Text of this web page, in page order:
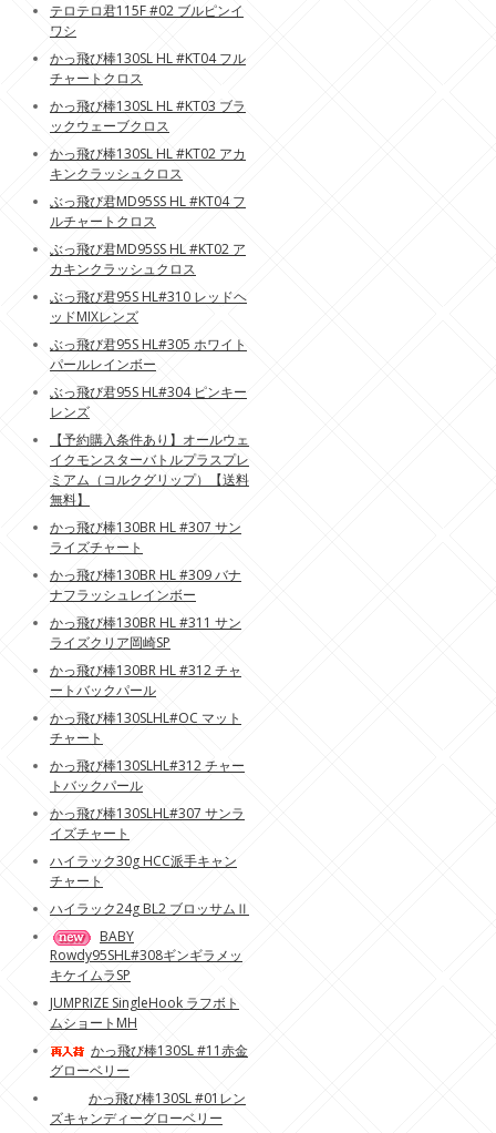
テロテロ君115F #02 ブルピンイ
ワシ
かっ飛び棒130SL HL #KT04 フル
チャートクロス
かっ飛び棒130SL HL #KT03 ブラ
ックウェーブクロス
かっ飛び棒130SL HL #KT02 アカ
キンクラッシュクロス
ぶっ飛び君MD95SS HL #KT04 フ
ルチャートクロス
ぶっ飛び君MD95SS HL #KT02 ア
カキンクラッシュクロス
ぶっ飛び君95S HL#310 レッドヘ
ッドMIXレンズ
ぶっ飛び君95S HL#305 ホワイト
パールレインボー
ぶっ飛び君95S HL#304 ピンキー
レンズ
【予約購入条件あり】オールウェ
イクモンスターバトルプラスプレ
ミアム（コルクグリップ）【送料
無料】
かっ飛び棒130BR HL #307 サン
ライズチャート
かっ飛び棒130BR HL #309 バナ
ナフラッシュレインボー
かっ飛び棒130BR HL #311 サン
ライズクリア岡崎SP
かっ飛び棒130BR HL #312 チャ
ートバックパール
かっ飛び棒130SLHL#OC マット
チャート
かっ飛び棒130SLHL#312 チャー
トバックパール
かっ飛び棒130SLHL#307 サンラ
イズチャート
ハイラック30g HCC派手キャン
チャート
ハイラック24g BL2 ブロッサムⅡ
BABY
Rowdy95SHL#308ギンギラメッ
キケイムラSP
JUMPRIZE SingleHook ラフボト
ムショートMH
かっ飛び棒130SL #11赤金
グローベリー
かっ飛び棒130SL #01レン
ズキャンディーグローベリー